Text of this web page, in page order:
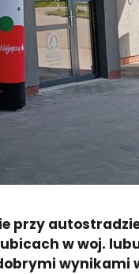
przy
w woj.